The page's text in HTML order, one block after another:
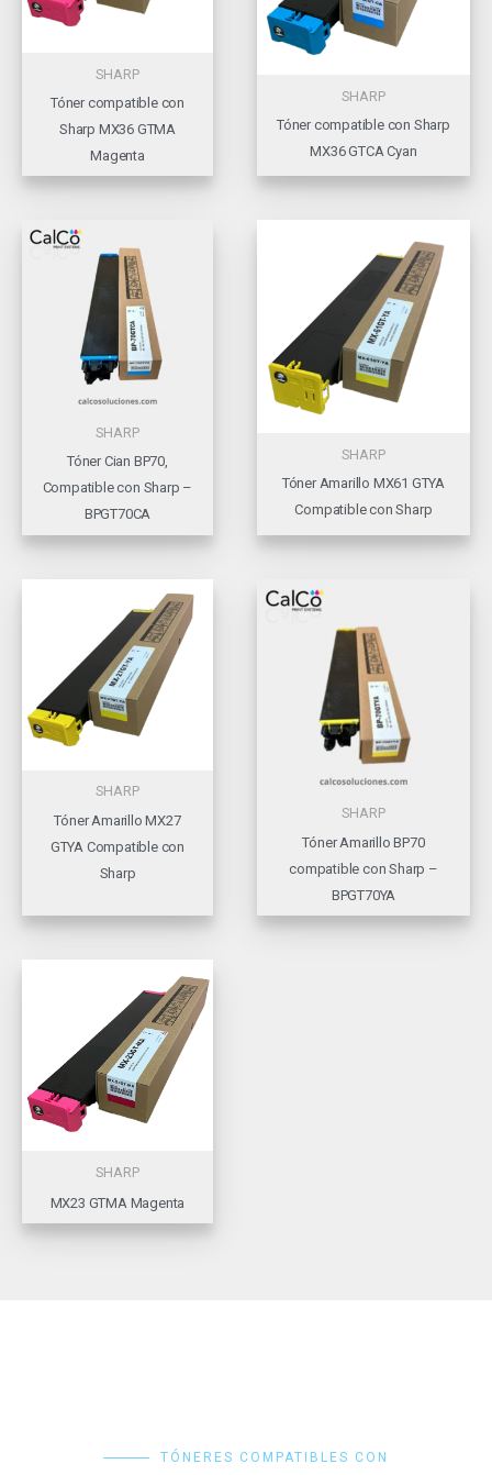
SHARP
Tóner compatible con
Sharp MX36 GTMA
Magenta
SHARP
Tóner compatible con Sharp
MX36 GTCA Cyan
SHARP
Tóner Cian BP70,
Compatible con Sharp –
BPGT70CA
SHARP
Tóner Amarillo MX61 GTYA
Compatible con Sharp
SHARP
Tóner Amarillo MX27
GTYA Compatible con
Sharp
SHARP
Tóner Amarillo BP70
compatible con Sharp –
BPGT70YA
SHARP
MX23 GTMA Magenta
TÓNERES COMPATIBLES CON